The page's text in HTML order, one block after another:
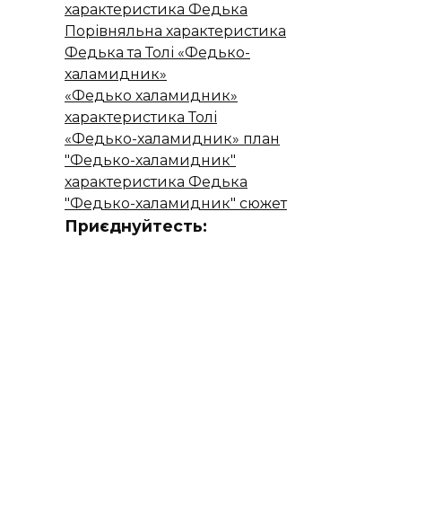
характеристика Федька
Порівняльна характеристика
Федька та Толі «Федько-
халамидник»
«Федько халамидник»
характеристика Толі
«Федько-халамидник» план
"Федько-халамидник"
характеристика Федька
"Федько-халамидник" сюжет
Приєднуйтесть: